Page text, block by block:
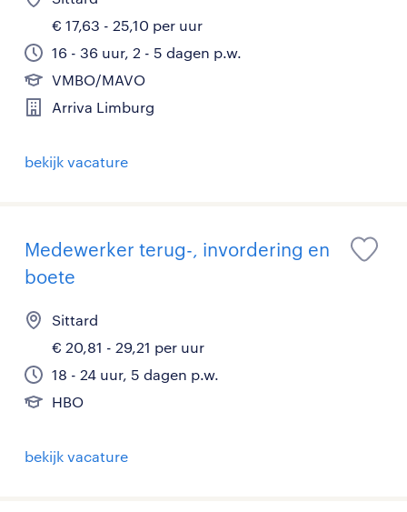
€ 17,63 - 25,10 per uur
16 - 36 uur, 2 - 5 dagen p.w.
VMBO/MAVO
Arriva Limburg
bekijk vacature
Medewerker terug-, invordering en
boete
Sittard
€ 20,81 - 29,21 per uur
18 - 24 uur, 5 dagen p.w.
HBO
bekijk vacature